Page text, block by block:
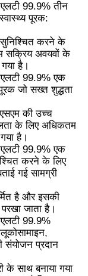
99.9% तीन
पूरक:
करने के
सक्रिय अवयवों के
है।
99.9% एक
जो सख्त शुद्धता
की उच्च
के लिए अधिकतम
है।
99.9% एक
करने के लिए
गई सामग्री
है और इसकी
जाता है।
99.9%
संयोजन प्रदान
के साथ बनाया गया